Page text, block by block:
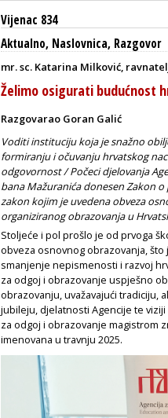
Vijenac 834
Aktualno, Naslovnica, Razgovor
mr. sc. Katarina Milković,
Želimo osigurati budućnost
Razgovarao Goran Galić
Voditi instituciju koja je snažno
formiranju i očuvanju hrvatskog
odgovornost / Počeci djelovanja
bana Mažuranića donesen Zakon
zakon kojim je uvedena obveza
organiziranog obrazovanja u
Stoljeće i pol prošlo je od prvoga
obveza osnovnog obrazovanja,
smanjenje nepismenosti i razvoj
za odgoj i obrazovanje uspješno
obrazovanju, uvažavajući tradiciju,
jubileju, djelatnosti Agencije te
za odgoj i obrazovanje magistrom
imenovana u travnju 2025.